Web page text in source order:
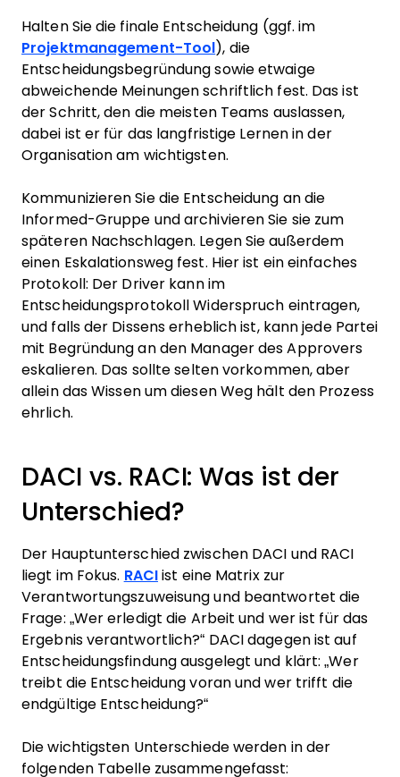
Halten Sie die finale Entscheidung (ggf. im
Projektmanagement-Tool ), die
Entscheidungsbegründung sowie etwaige
abweichende Meinungen schriftlich fest. Das ist
der Schritt, den die meisten Teams auslassen,
dabei ist er für das langfristige Lernen in der
Organisation am wichtigsten.
Kommunizieren Sie die Entscheidung an die
Informed-Gruppe und archivieren Sie sie zum
späteren Nachschlagen. Legen Sie außerdem
einen Eskalationsweg fest. Hier ist ein einfaches
Protokoll: Der Driver kann im
Entscheidungsprotokoll Widerspruch eintragen,
und falls der Dissens erheblich ist, kann jede Partei
mit Begründung an den Manager des Approvers
eskalieren. Das sollte selten vorkommen, aber
allein das Wissen um diesen Weg hält den Prozess
ehrlich.
DACI vs. RACI: Was ist der
Unterschied?
Der Hauptunterschied zwischen DACI und RACI
liegt im Fokus. RACI ist eine Matrix zur
Verantwortungszuweisung und beantwortet die
Frage: „Wer erledigt die Arbeit und wer ist für das
Ergebnis verantwortlich?“ DACI dagegen ist auf
Entscheidungsfindung ausgelegt und klärt: „Wer
treibt die Entscheidung voran und wer trifft die
endgültige Entscheidung?“
Die wichtigsten Unterschiede werden in der
folgenden Tabelle zusammengefasst: